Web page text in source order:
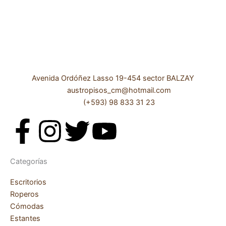
Avenida Ordóñez Lasso 19-454 sector BALZAY
austropisos_cm@hotmail.com
(+593) 98 833 31 23
F
a
c
e
I
T Y
Categorías
Escritorios
Roperos
Cómodas
Estantes